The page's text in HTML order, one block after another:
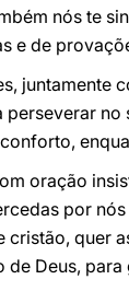
nós te
e de
juntamente
perseverar
oração
por
cristão, quer
de Deus,